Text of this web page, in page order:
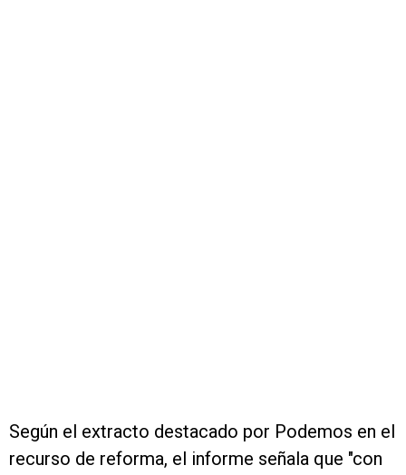
Según el extracto destacado por Podemos en el
recurso de reforma, el informe señala que "con